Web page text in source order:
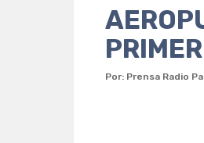
Por: Prensa Radio